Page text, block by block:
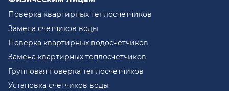
Поверка квартирных теплосчетчиков
Замена счетчиков воды
Поверка квартирных водосчетчиков
Замена квартирных теплосчетчиков
Групповая поверка теплосчетчиков
Установка счетчиков воды